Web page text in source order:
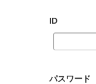
ID
パスワード